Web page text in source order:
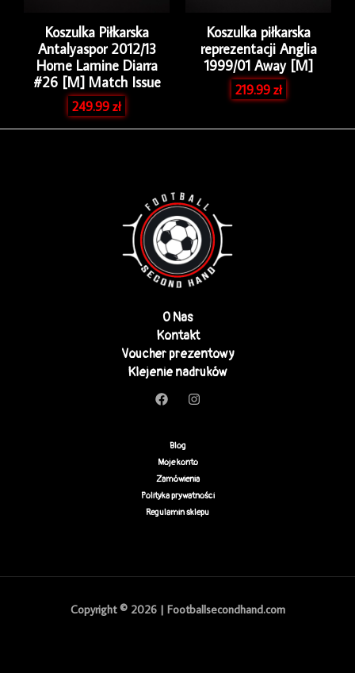
Koszulka Piłkarska
Antalyaspor 2012/13
Home Lamine Diarra
#26 [M] Match Issue
249.99zł
Koszulka piłkarska
reprezentacji Anglia
1999/01 Away [M]
219.99zł
O Nas
Kontakt
Voucher prezentowy
Klejenie nadruków
Blog
Moje konto
Zamówienia
Polityka prywatności
Regulamin sklepu
Copyright © 2026 | Footballsecondhand.com